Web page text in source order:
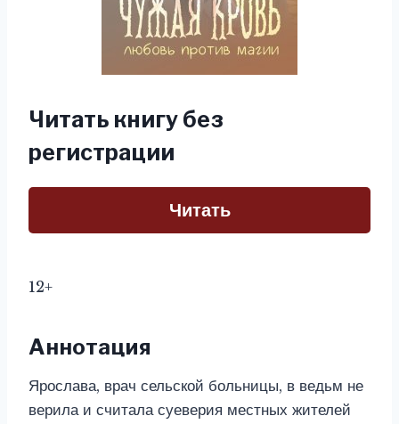
Читать книгу без
регистрации
Читать
12+
Аннотация
Ярослава, врач сельской больницы, в ведьм не
верила и считала суеверия местных жителей